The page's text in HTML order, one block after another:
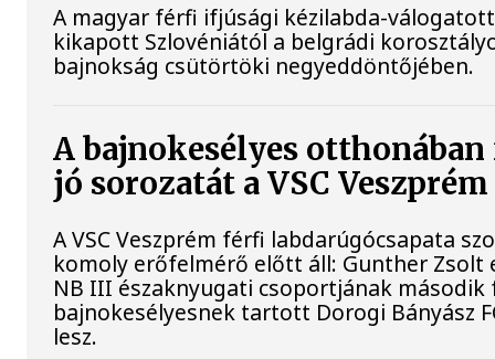
A magyar férfi ifjúsági kézilabda-
kikapott Szlovéniától a belgrádi
bajnokság csütörtöki negyeddöntőjében.
A bajnokesélyes
jó sorozatát a VSC Veszprém
A VSC Veszprém férfi labdarúgócsapata
komoly erőfelmérő előtt áll: Gunther Zsolt
NB III északnyugati csoportjának
bajnokesélyesnek tartott Dorogi Bányász
lesz.